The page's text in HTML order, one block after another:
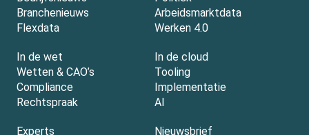
Branchenieuws
Flexdata
Arbeidsmarktdata
Werken 4.0
In de wet
Wetten & CAO’s
Compliance
Rechtspraak
In de cloud
Tooling
Implementatie
AI
Experts Nieuwsbrief